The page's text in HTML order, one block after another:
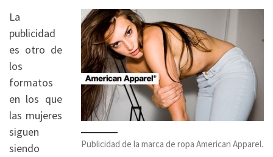
Publicidad de la marca de ropa American Apparel.
La
publicidad
es otro de
los
formatos
en los que
las mujeres
siguen
siendo